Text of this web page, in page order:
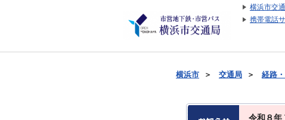
横浜市交
携帯電話
横浜市 ＞ 交通局 ＞ 経路
令和８年